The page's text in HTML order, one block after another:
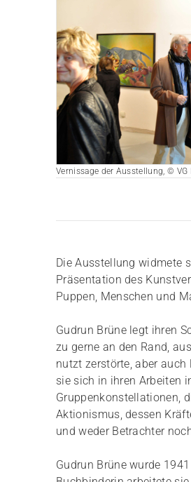
Vernissage der Ausstellung, © VG
Die Ausstellung widmete
Präsentation des
Puppen, Menschen und
Gudrun Brüne legt ihren
zu gerne an den Rand,
nutzt zerstörte, aber
sie sich in ihren Arbeiten
Gruppenkonstellationen,
Aktionismus, dessen
und weder Betrachter
Gudrun Brüne wurde